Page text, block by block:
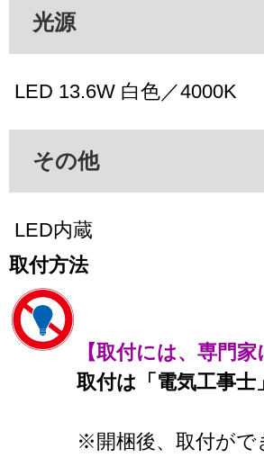
光源
LED 13.6W 白色／4000K
その他
LED内蔵
取付方法
【取付には、専門
取付は「電気工事
※開梱後、取付がで